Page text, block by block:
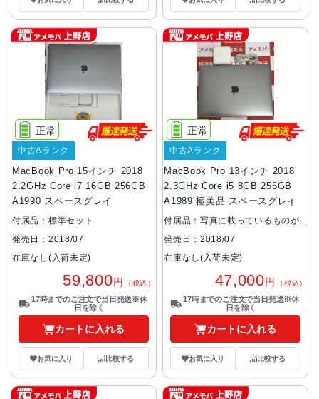
MacBook Pro 15インチ 2018
2.2GHz Core i7 16GB 256GB
A1990 スペースグレイ
正常
中古Aランク
付属品：標準セット
発売日：2018/07
在庫なし(入荷未定)
59,800円 （税込）
17時までのご注文で当日発送※休
日を除く
カートに入れる
お気に入り 比較する
MacBook Pro 13インチ 2018
2.3GHz Core i5 8GB 256GB
A1989 極美品 スペースグレイ
正常
中古Aランク
付属品：写真に載っているものが
全てです。
発売日：2018/07
在庫なし(入荷未定)
47,000円 （税込）
17時までのご注文で当日発送※休
日を除く
カートに入れる
お気に入り 比較する